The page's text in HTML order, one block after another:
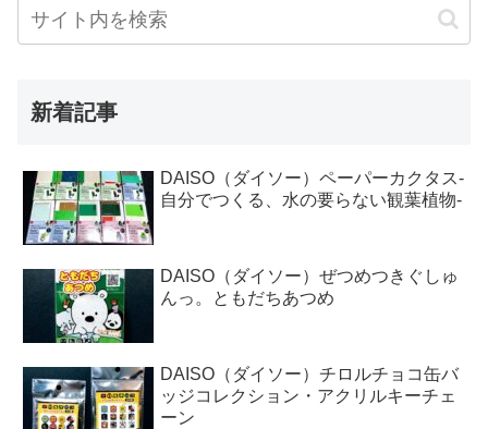
新着記事
DAISO（ダイソー）ペーパーカクタス-
自分でつくる、水の要らない観葉植物-
DAISO（ダイソー）ぜつめつきぐしゅ
んっ。ともだちあつめ
DAISO（ダイソー）チロルチョコ缶バ
ッジコレクション・アクリルキーチェ
ーン